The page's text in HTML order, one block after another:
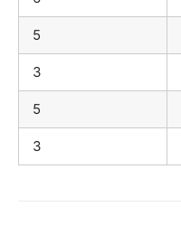
5
3
5
3